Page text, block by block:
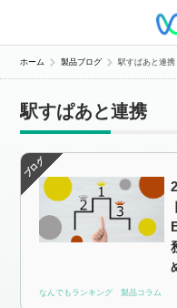
ホーム 製品ブログ 駅すぱあと連携
駅すぱあと連携
なんでもランキング 製品コラム